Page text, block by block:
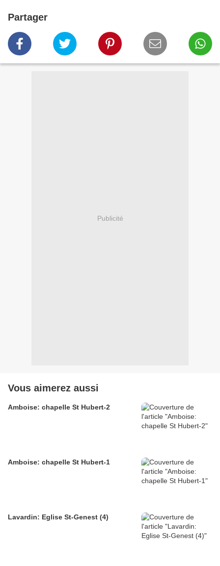
Partager
Publicité
Vous aimerez aussi
Amboise: chapelle St Hubert-2
Amboise: chapelle St Hubert-1
Lavardin: Eglise St-Genest (4)